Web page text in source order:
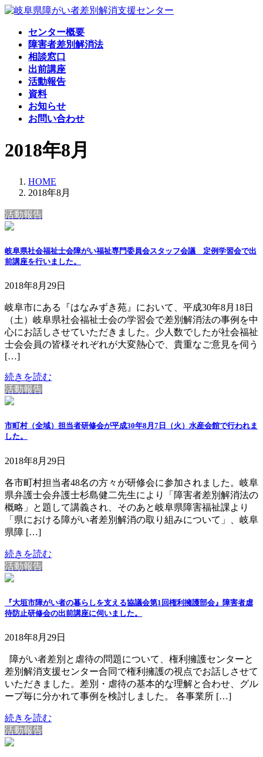
コ
ナ
センター概要
障害者差別解消法
相談窓口
出前講座
活動報告
資料
お知らせ
お問い合わせ
2018年8月
HOME
2018年8月
活動報告
岐阜県社会福祉士会障がい福祉専門委員会スタッフ会議 定例学習会で出
前講座を行いました。
2018年8月29日
岐阜市にある『はなみずき苑』において、平成30年8月18日
（土）岐阜県社会福祉士会の学習会で差別解消法の事例を中
心にお話しさせていただきました。少人数でしたが社会福祉
士会会員の皆様それぞれが大変熱心で、貴重なご意見を伺う
[…]
続きを読む
活動報告
市町村（全域）担当者研修会が平成30年8月7日（火）水産会館で行われま
した。
2018年8月29日
各市町村担当者48名の方々が研修会に参加されました。岐阜
県弁護士会弁護士杉島健二先生により「障害者差別解消法の
概略」と題して講義され、そのあと岐阜県障害福祉課より
「県における障がい者差別解消の取り組みについて」、岐阜
県障 […]
続きを読む
活動報告
『大垣市障がい者の暮らしを支える協議会第1回権利擁護部会』障害者虐
待防止研修会の出前講座に伺いました。
2018年8月29日
障がい者差別と虐待の問題について、権利擁護センターと
差別解消支援センター合同で権利擁護の視点でお話しさせて
いただきました。差別・虐待の基本的な理解と合わせ、グル
ープ毎に分かれて事例を検討しました。 各事業所 […]
続きを読む
活動報告